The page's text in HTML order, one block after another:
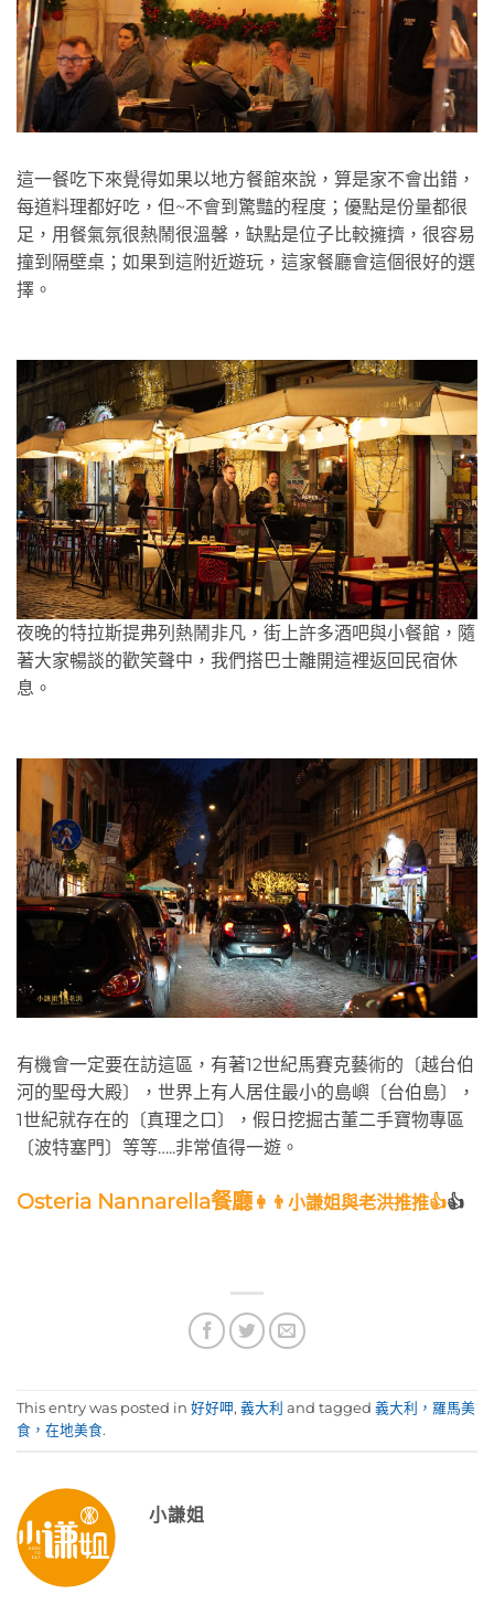
這一餐吃下來覺得如果以地方餐館來說，算是家不會出錯，
每道料理都好吃，但~不會到驚豔的程度；優點是份量都很
足，用餐氣氛很熱鬧很溫馨，缺點是位子比較擁擠，很容易
撞到隔壁桌；如果到這附近遊玩，這家餐廳會這個很好的選
擇。
夜晚的特拉斯提弗列熱鬧非凡，街上許多酒吧與小餐館，隨
著大家暢談的歡笑聲中，我們搭巴士離開這裡返回民宿休
息。
有機會一定要在訪這區，有著12世紀馬賽克藝術的〔越台伯
河的聖母大殿〕，世界上有人居住最小的島嶼〔台伯島〕，
1世紀就存在的〔真理之口〕，假日挖掘古董二手寶物專區
〔波特塞門〕等等…..非常值得一遊。
Osteria Nannarella餐廳👩👨小謙姐與老洪推推👍👍
This entry was posted in 好好呷, 義大利 and tagged 義大利，羅馬美
食，在地美食.
小謙姐